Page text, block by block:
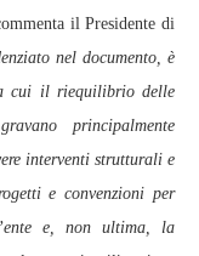
il Presidente di
nel documento, è
cui il riequilibrio delle
principalmente
interventi strutturali e
e convenzioni per
e, non ultima, la